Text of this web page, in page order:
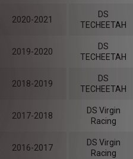
2020-2021
DS
TECHEETAH
2019-2020
DS
TECHEETAH
2018-2019
DS
TECHEETAH
2017-2018
DS Virgin
Racing
2016-2017
DS Virgin
Racing